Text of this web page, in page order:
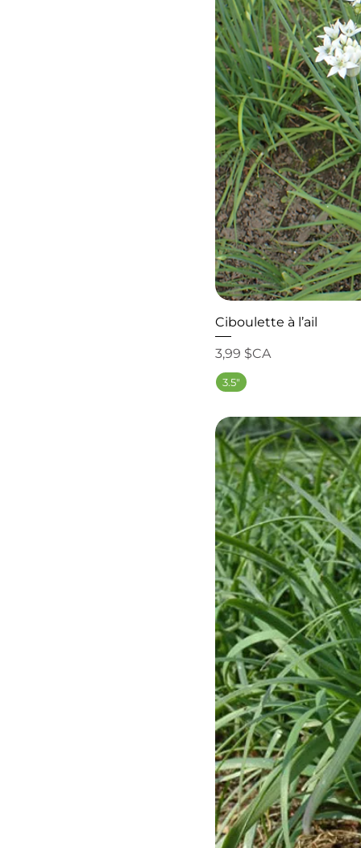
Ciboulette à l’ail
Prix
3,99 $CA
3.5"